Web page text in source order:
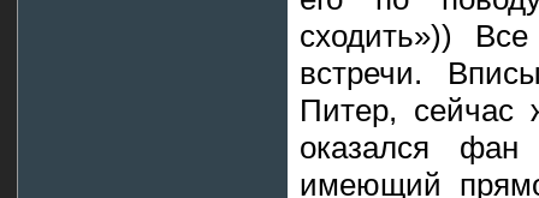
сходить»))
встречи.
Питер,
оказался
имеющий